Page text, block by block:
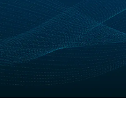
BLOG
KATALOGE